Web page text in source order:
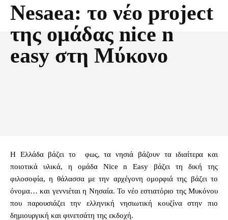
Nesaea: το νέο project
της ομάδας nice n
easy στη Μύκονο
Η Ελλάδα βάζει το φως, τα νησιά βάζουν τα ιδιαίτερα και
ποιοτικά υλικά, η ομάδα Nice n Easy βάζει τη δική της
φιλοσοφία, η θάλασσα με την αρχέγονη ομορφιά της βάζει το
όνομα… και γεννιέται η Νησαία.Το νέο εστιατόριο της Μυκόνου
που παρουσιάζει την ελληνική νησιωτική κουζίνα στην πιο
δημιουργική και φινετσάτη της εκδοχή.